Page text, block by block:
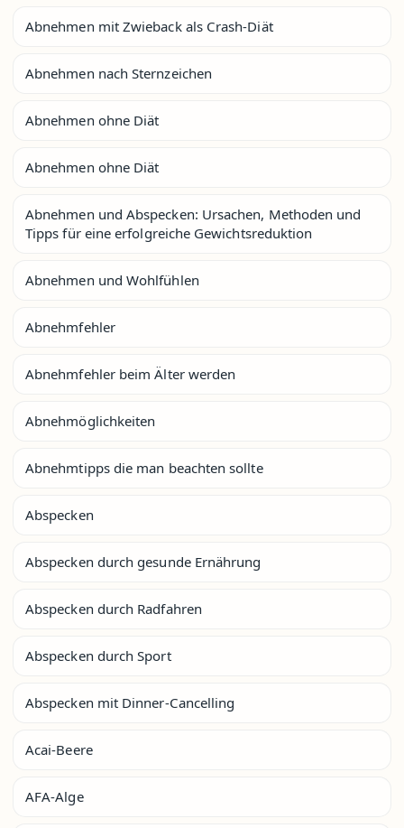
Abnehmen mit Zwieback als Crash-Diät
Abnehmen nach Sternzeichen
Abnehmen ohne Diät
Abnehmen ohne Diät
Abnehmen und Abspecken: Ursachen, Methoden und
Tipps für eine erfolgreiche Gewichtsreduktion
Abnehmen und Wohlfühlen
Abnehmfehler
Abnehmfehler beim Älter werden
Abnehmöglichkeiten
Abnehmtipps die man beachten sollte
Abspecken
Abspecken durch gesunde Ernährung
Abspecken durch Radfahren
Abspecken durch Sport
Abspecken mit Dinner-Cancelling
Acai-Beere
AFA-Alge